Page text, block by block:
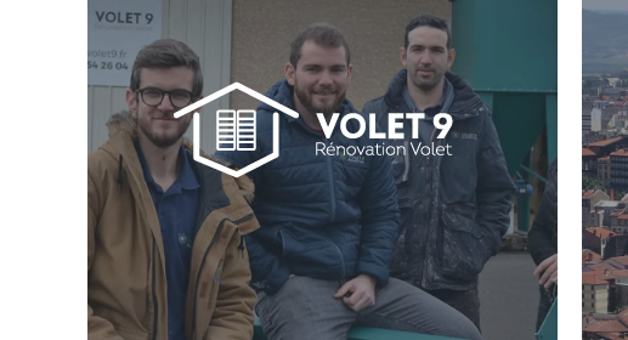
Volet9 se spécialise dans la rénovation de volet
en bois ou en métal